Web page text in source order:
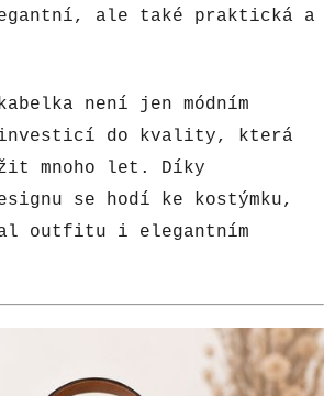
ale také praktická a
není jen módním
investicí do kvality, která
mnoho let. Díky
se hodí ke kostýmku,
outfitu i elegantním